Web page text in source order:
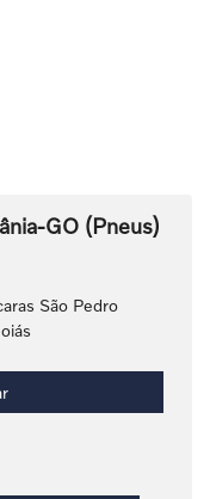
GO (Pneus)
São Pedro